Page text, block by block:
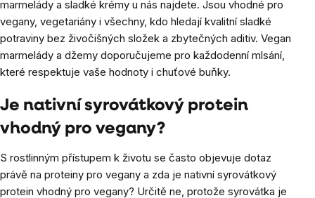
marmelády a sladké krémy u nás najdete. Jsou vhodné pro
vegany, vegetariány i všechny, kdo hledají kvalitní sladké
potraviny bez živočišných složek a zbytečných aditiv. Vegan
marmelády a džemy doporučujeme pro každodenní mlsání,
které respektuje vaše hodnoty i chuťové buňky.
Je nativní syrovátkový protein
vhodný pro vegany?
S rostlinným přístupem k životu se často objevuje dotaz
právě na proteiny pro vegany a zda je nativní syrovátkový
protein vhodný pro vegany? Určitě ne, protože syrovátka je